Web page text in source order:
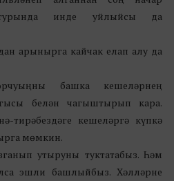
инде уйлыйсы да
арынырга кайчак елап алу да
башка кешеләрнең
белән чагыштырып кара.
тирәбездәге кешеләргә күпкә
мөмкин.
утыруны туктатабыз. Һәм
эшли башлыйбыз. Хәлләрне